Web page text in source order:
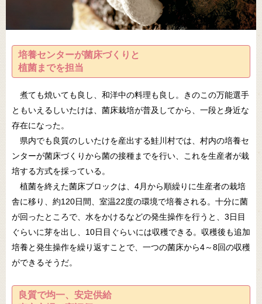
培養センターが菌床づくりと
植菌までを担当
煮ても焼いても良し、和洋中の料理も良し。きのこの万能選手
ともいえるしいたけは、菌床栽培が普及してから、一段と身近な
存在になった。
県内でも良質のしいたけを産出する鮭川村では、村内の培養セ
ンターが菌床づくりから菌の接種までを行い、これを生産者が栽
培する方式を採っている。
植菌を終えた菌床ブロックは、4月から順繰りに生産者の栽培
舎に移り、約120日間、室温22度の環境で培養される。十分に菌
が回ったところで、水をかけるなどの発生操作を行うと、3日目
ぐらいに芽を出し、10日目ぐらいには収穫できる。収穫後も追加
培養と発生操作を繰り返すことで、一つの菌床から4～8回の収穫
ができるそうだ。
良質で均一、安定供給